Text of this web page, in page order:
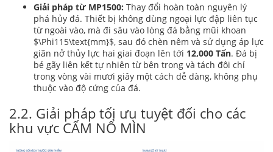
Giải pháp từ MP1500: Thay đổi hoàn toàn nguyên lý
phá hủy đá. Thiết bị không dùng ngoại lực đập liên tục
từ ngoài vào, mà đi sâu vào lòng đá bằng mũi khoan
$\Phi115\text{mm}$, sau đó chèn nêm và sử dụng áp lực
giãn nở thủy lực hai giai đoạn lên tới 12,000 Tấn. Đá bị
bẻ gãy liên kết tự nhiên từ bên trong và tách đôi chỉ
trong vòng vài mươi giây một cách dễ dàng, không phụ
thuộc vào độ cứng của đá.
2.2. Giải pháp tối ưu tuyệt đối cho các
khu vực CẤM NỔ MÌN